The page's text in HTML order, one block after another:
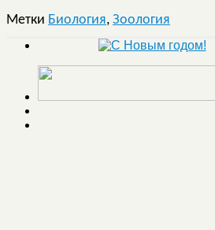
Метки Биология, Зоология